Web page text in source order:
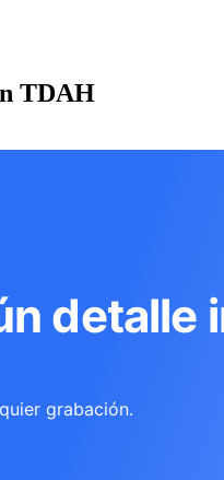
TDAH
detalle
grabación.